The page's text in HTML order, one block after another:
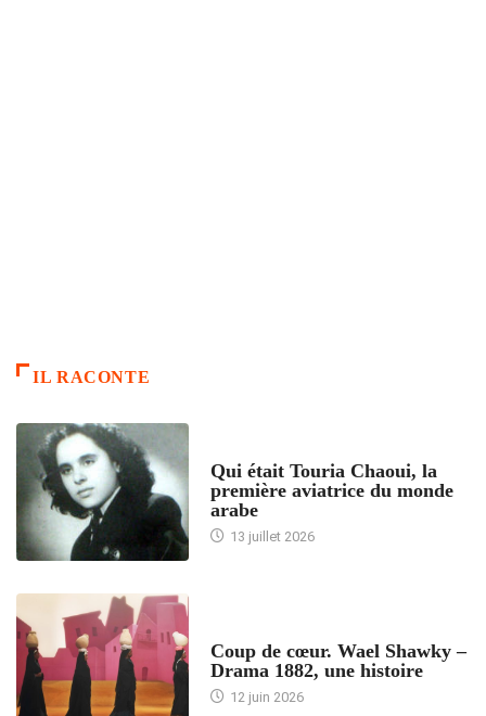
IL RACONTE
Qui était Touria Chaoui, la
première aviatrice du monde
arabe
13 juillet 2026
Coup de cœur. Wael Shawky –
Drama 1882, une histoire
12 juin 2026